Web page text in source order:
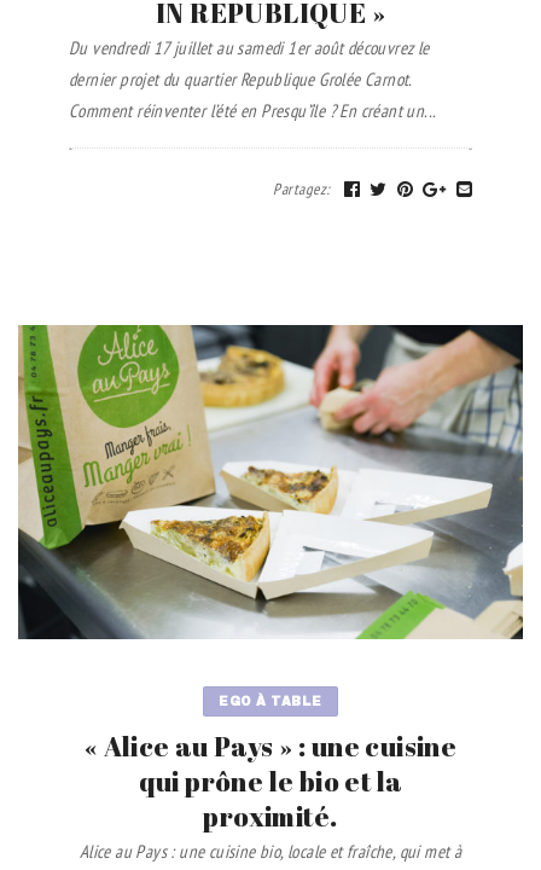
IN REPUBLIQUE »
Du vendredi 17 juillet au samedi 1er août découvrez le
dernier projet du quartier Republique Grolée Carnot.
Comment réinventer l’été en Presqu’île ? En créant un...
Partagez:
EGO À TABLE
« Alice au Pays » : une cuisine
qui prône le bio et la
proximité.
Alice au Pays : une cuisine bio, locale et fraîche, qui met à